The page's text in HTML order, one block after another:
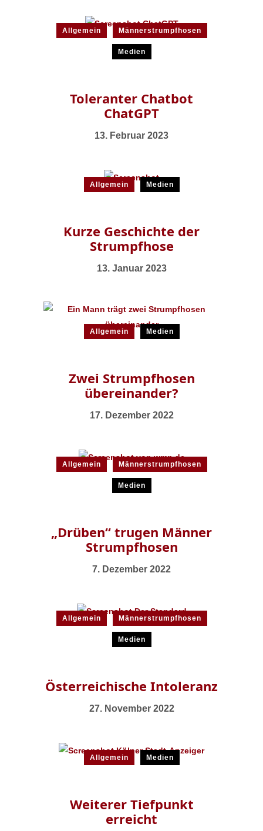
Allgemein Männerstrumpfhosen
Medien
Toleranter Chatbot
ChatGPT
13. Februar 2023
Allgemein Medien
Kurze Geschichte der
Strumpfhose
13. Januar 2023
Allgemein Medien
Zwei Strumpfhosen
übereinander?
17. Dezember 2022
Allgemein Männerstrumpfhosen
Medien
„Drüben“ trugen Männer
Strumpfhosen
7. Dezember 2022
Allgemein Männerstrumpfhosen
Medien
Österreichische Intoleranz
27. November 2022
Allgemein Medien
Weiterer Tiefpunkt
erreicht